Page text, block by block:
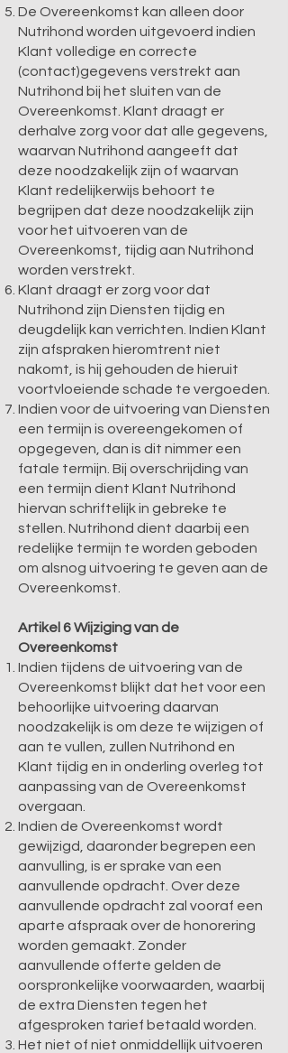
De Overeenkomst kan alleen door
Nutrihond worden uitgevoerd indien
Klant volledige en correcte
(contact)gegevens verstrekt aan
Nutrihond bij het sluiten van de
Overeenkomst. Klant draagt er
derhalve zorg voor dat alle gegevens,
waarvan Nutrihond aangeeft dat
deze noodzakelijk zijn of waarvan
Klant redelijkerwijs behoort te
begrijpen dat deze noodzakelijk zijn
voor het uitvoeren van de
Overeenkomst, tijdig aan Nutrihond
worden verstrekt.
Klant draagt er zorg voor dat
Nutrihond zijn Diensten tijdig en
deugdelijk kan verrichten. Indien Klant
zijn afspraken hieromtrent niet
nakomt, is hij gehouden de hieruit
voortvloeiende schade te vergoeden.
Indien voor de uitvoering van Diensten
een termijn is overeengekomen of
opgegeven, dan is dit nimmer een
fatale termijn. Bij overschrijding van
een termijn dient Klant Nutrihond
hiervan schriftelijk in gebreke te
stellen. Nutrihond dient daarbij een
redelijke termijn te worden geboden
om alsnog uitvoering te geven aan de
Overeenkomst.
Artikel 6 Wijziging van de
Overeenkomst
Indien tijdens de uitvoering van de
Overeenkomst blijkt dat het voor een
behoorlijke uitvoering daarvan
noodzakelijk is om deze te wijzigen of
aan te vullen, zullen Nutrihond en
Klant tijdig en in onderling overleg tot
aanpassing van de Overeenkomst
overgaan.
Indien de Overeenkomst wordt
gewijzigd, daaronder begrepen een
aanvulling, is er sprake van een
aanvullende opdracht. Over deze
aanvullende opdracht zal vooraf een
aparte afspraak over de honorering
worden gemaakt. Zonder
aanvullende offerte gelden de
oorspronkelijke voorwaarden, waarbij
de extra Diensten tegen het
afgesproken tarief betaald worden.
Het niet of niet onmiddellijk uitvoeren